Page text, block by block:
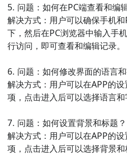
查看各类文件、批量操作文件、
轻松管理手机中的文件。
9. 《系统清理大师》：一款全面
速度。
10. 《手机文件助手》：一款简
作，让您方便管理手机中的文件。
5. 问题：如何在PC端查看和编
解决方式：用户可以确保手机
下，然后在PC浏览器中输入手
行访问，即可查看和编辑记录。
6. 问题：如何修改界面的语言
解决方式：用户可以在APP的
项，点击进入后可以选择语言和
7. 问题：如何设置背景和标题？
解决方式：用户可以在APP的
项，点击进入后可以选择背景和